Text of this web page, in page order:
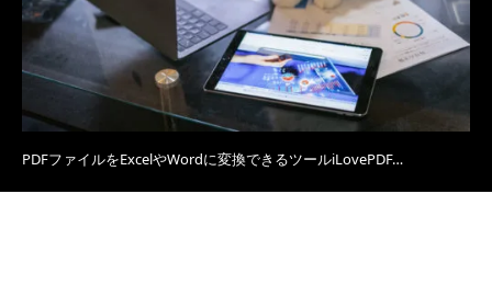
PDFファイルをExcelやWordに変換できるツールiLovePDF…